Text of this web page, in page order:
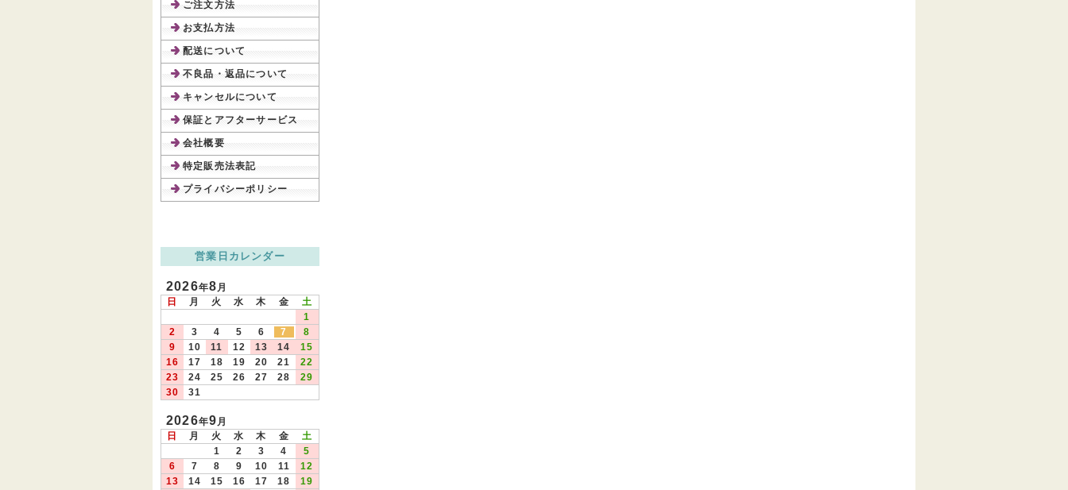
ご注文方法
お支払方法
配送について
不良品・返品について
キャンセルについて
保証とアフターサービス
会社概要
特定販売法表記
プライバシーポリシー
営業日カレンダー
2026年8月
日
月 火 水 木 金
土
1
2
3 4 5 6 7
8
9
10 11 12 13 14
15
16
17 18 19 20 21
22
23
24 25 26 27 28
29
30
31
2026年9月
日
月 火 水 木 金
土
1
2 3 4
5
6
7 8 9 10 11
12
13
14 15 16 17 18
19